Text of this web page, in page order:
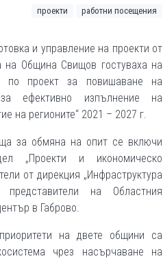
проекти работни посещения
и управление на проекти от
на Община Свищов гостуваха на
по проект за повишаване на
за ефективно изпълнение на
на регионите“ 2021 – 2027 г.
за обмяна на опит се включи
„Проекти и икономическо
от дирекция „Инфраструктура
на Областния
в Габрово.
на двете общини са
чрез насърчаване на